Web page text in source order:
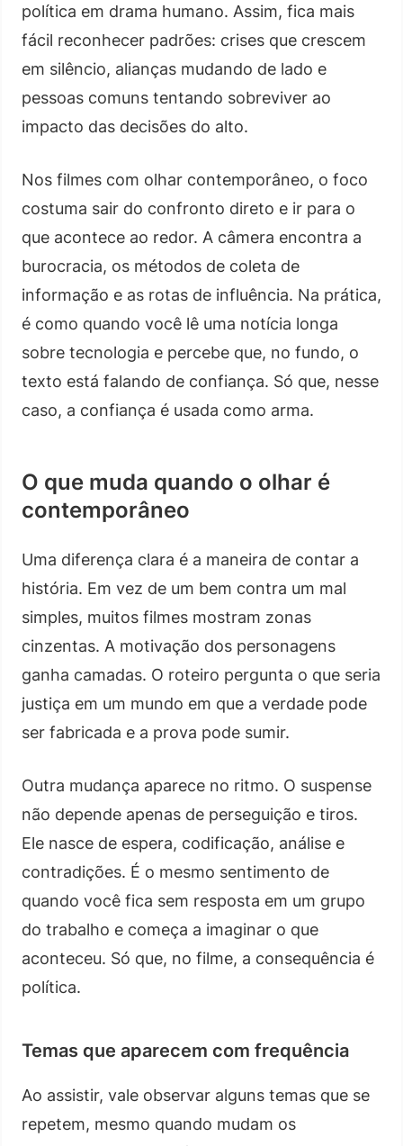
política em drama humano. Assim, fica mais
fácil reconhecer padrões: crises que crescem
em silêncio, alianças mudando de lado e
pessoas comuns tentando sobreviver ao
impacto das decisões do alto.
Nos filmes com olhar contemporâneo, o foco
costuma sair do confronto direto e ir para o
que acontece ao redor. A câmera encontra a
burocracia, os métodos de coleta de
informação e as rotas de influência. Na prática,
é como quando você lê uma notícia longa
sobre tecnologia e percebe que, no fundo, o
texto está falando de confiança. Só que, nesse
caso, a confiança é usada como arma.
O que muda quando o olhar é
contemporâneo
Uma diferença clara é a maneira de contar a
história. Em vez de um bem contra um mal
simples, muitos filmes mostram zonas
cinzentas. A motivação dos personagens
ganha camadas. O roteiro pergunta o que seria
justiça em um mundo em que a verdade pode
ser fabricada e a prova pode sumir.
Outra mudança aparece no ritmo. O suspense
não depende apenas de perseguição e tiros.
Ele nasce de espera, codificação, análise e
contradições. É o mesmo sentimento de
quando você fica sem resposta em um grupo
do trabalho e começa a imaginar o que
aconteceu. Só que, no filme, a consequência é
política.
Temas que aparecem com frequência
Ao assistir, vale observar alguns temas que se
repetem, mesmo quando mudam os